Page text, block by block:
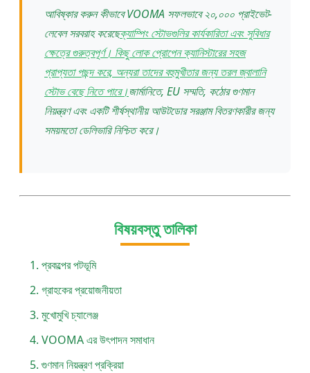
আবিষ্কার করুন কীভাবে VOOMA সফলভাবে ২০,০০০ প্রাইভেট-
লেবেল সরবরাহ করেছেক্যাম্পিং স্টোভগুলির কার্যকারিতা এবং সুবিধার
ক্ষেত্রে গুরুত্বপূর্ণ। কিছু লোক প্রোপেন ক্যানিস্টারের সহজ
প্রাপ্যতা পছন্দ করে, অন্যরা তাদের বহুমুখীতার জন্য তরল জ্বালানি
স্টোভ বেছে নিতে পারে।জার্মানিতে, EU সম্মতি, কঠোর গুণমান
নিয়ন্ত্রণ এবং একটি শীর্ষস্থানীয় আউটডোর সরঞ্জাম বিতরণকারীর জন্য
সময়মতো ডেলিভারি নিশ্চিত করে।
বিষয়বস্তু তালিকা
প্রকল্পের পটভূমি
গ্রাহকের প্রয়োজনীয়তা
মুখোমুখি চ্যালেঞ্জ
VOOMA এর উৎপাদন সমাধান
গুণমান নিয়ন্ত্রণ প্রক্রিয়া